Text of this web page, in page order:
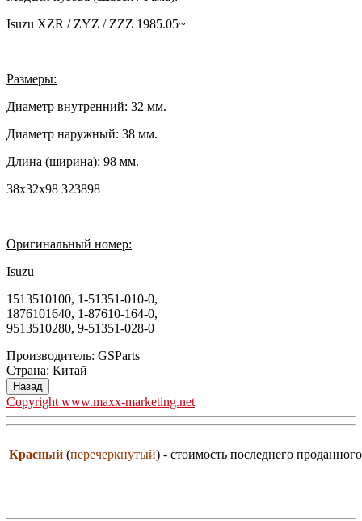
Isuzu XZR / ZYZ / ZZZ 1985.05~
Размеры:
Диаметр внутренний: 32 мм.
Диаметр наружный: 38 мм.
Длина (ширина): 98 мм.
38x32x98 323898
Оригинальный номер:
Isuzu
1513510100, 1-51351-010-0,
1876101640, 1-87610-164-0,
9513510280, 9-51351-028-0
Производитель: GSParts
Страна: Китай
Copyright www.maxx-marketing.net
Красный (перечеркнутый) - стоимость последнего